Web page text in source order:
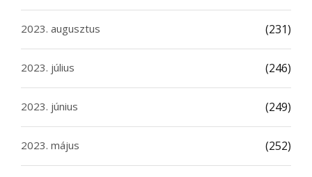
2023. augusztus (231)
2023. július (246)
2023. június (249)
2023. május (252)